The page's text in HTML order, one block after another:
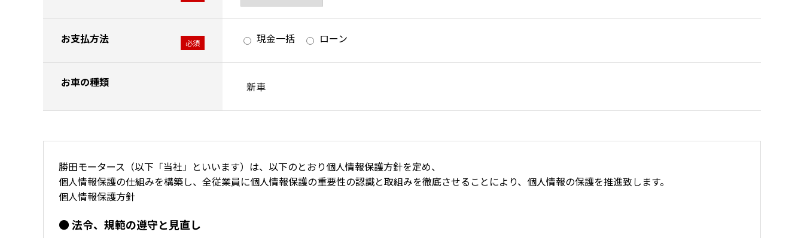
必須
お支払方法 現金一括 ローン
お車の種類
勝田モータース（以下「当社」といいます）は、以下のとおり個人情報保護方針を定め、
個人情報保護の仕組みを構築し、全従業員に個人情報保護の重要性の認識と取組みを徹底させることにより、個人情報の保護を推進致します。
個人情報保護方針
● 法令、規範の遵守と見直し